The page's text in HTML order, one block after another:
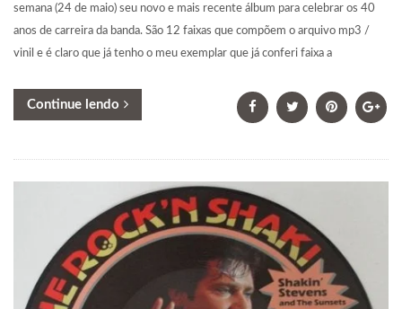
semana (24 de maio) seu novo e mais recente álbum para celebrar os 40
anos de carreira da banda. São 12 faixas que compõem o arquivo mp3 /
vinil e é claro que já tenho o meu exemplar que já conferi faixa a
Continue lendo